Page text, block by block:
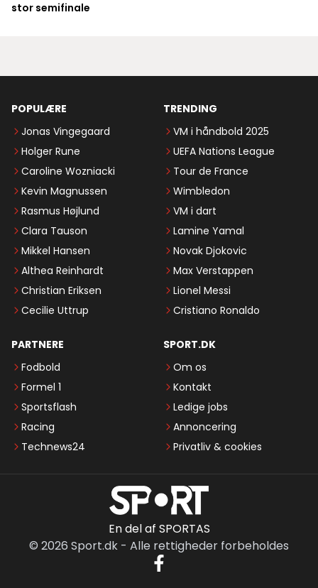
stor semifinale
POPULÆRE
Jonas Vingegaard
Holger Rune
Caroline Wozniacki
Kevin Magnussen
Rasmus Højlund
Clara Tauson
Mikkel Hansen
Althea Reinhardt
Christian Eriksen
Cecilie Uttrup
TRENDING
VM i håndbold 2025
UEFA Nations League
Tour de France
Wimbledon
VM i dart
Lamine Yamal
Novak Djokovic
Max Verstappen
Lionel Messi
Cristiano Ronaldo
PARTNERE
Fodbold
Formel 1
Sportsflash
Racing
Technews24
SPORT.DK
Om os
Kontakt
Ledige jobs
Annoncering
Privatliv & cookies
En del af SPORTAS
© 2026 Sport.dk - Alle rettigheder forbeholdes